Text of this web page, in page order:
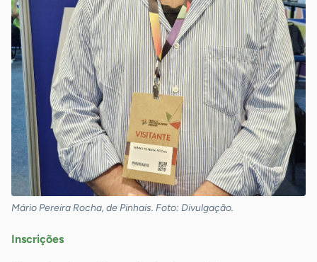
Mário Pereira Rocha, de Pinhais. Foto: Divulgação.
Inscrições